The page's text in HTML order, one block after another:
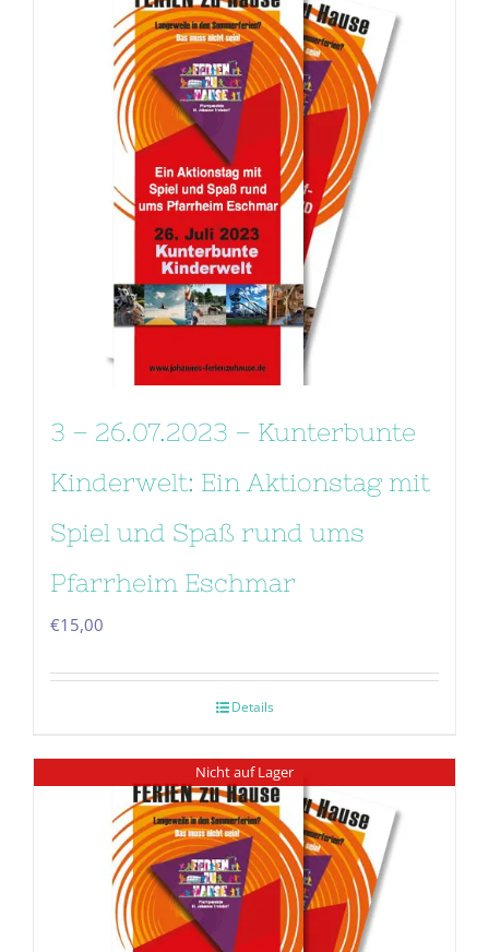
3 – 26.07.2023 – Kunterbunte
Kinderwelt: Ein Aktionstag mit
Spiel und Spaß rund ums
Pfarrheim Eschmar
€15,00
Details
Nicht auf Lager